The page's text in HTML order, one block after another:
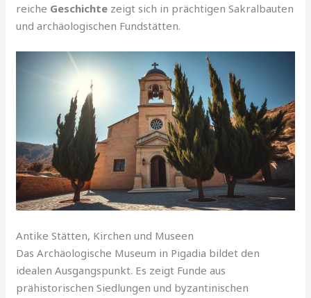
reiche Geschichte zeigt sich in prächtigen Sakralbauten
und archäologischen Fundstätten.
Antike Stätten, Kirchen und Museen
Das Archäologische Museum in Pigadia bildet den
idealen Ausgangspunkt. Es zeigt Funde aus
prähistorischen Siedlungen und byzantinischen